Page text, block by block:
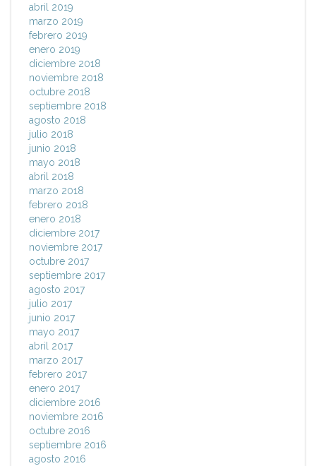
abril 2019
marzo 2019
febrero 2019
enero 2019
diciembre 2018
noviembre 2018
octubre 2018
septiembre 2018
agosto 2018
julio 2018
junio 2018
mayo 2018
abril 2018
marzo 2018
febrero 2018
enero 2018
diciembre 2017
noviembre 2017
octubre 2017
septiembre 2017
agosto 2017
julio 2017
junio 2017
mayo 2017
abril 2017
marzo 2017
febrero 2017
enero 2017
diciembre 2016
noviembre 2016
octubre 2016
septiembre 2016
agosto 2016